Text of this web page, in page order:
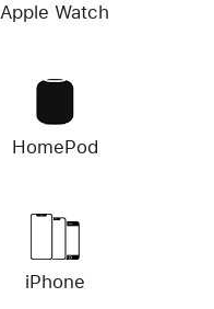
Apple Watch
HomePod
iPhone